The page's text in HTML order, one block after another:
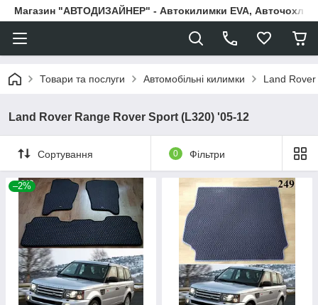
Магазин "АВТОДИЗАЙНЕР" - Автокилимки EVA, Авточохли,
Товари та послуги Автомобільні килимки Land Rover
Land Rover Range Rover Sport (L320) '05-12
Сортування 0 Фільтри
–2%